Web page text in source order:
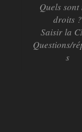
Quels sont
droits ?
Saisir la
Questions/
s